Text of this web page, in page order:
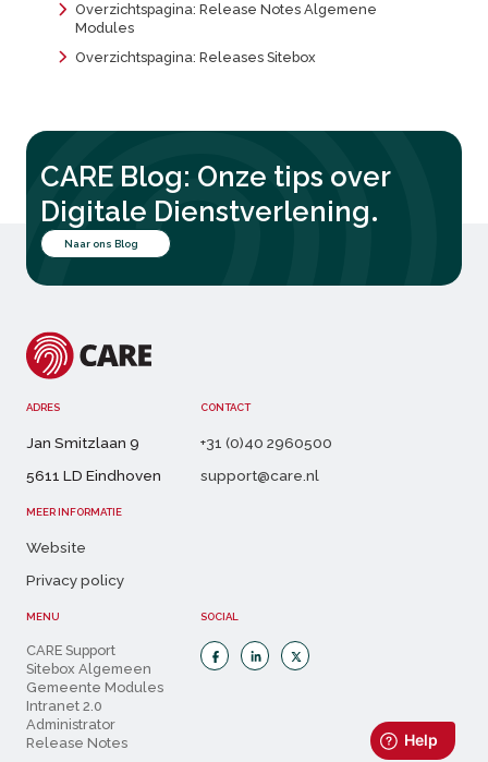
Overzichtspagina: Release Notes Algemene
Modules
Overzichtspagina: Releases Sitebox
CARE Blog: Onze tips over
Digitale Dienstverlening.
Naar ons Blog
ADRES
Jan Smitzlaan 9
5611 LD Eindhoven
CONTACT
+31 (0)40 2960500
support@care.nl
MEER INFORMATIE
Website
Privacy policy
MENU
CARE Support
Sitebox Algemeen
Gemeente Modules
Intranet 2.0
Administrator
Release Notes
SOCIAL